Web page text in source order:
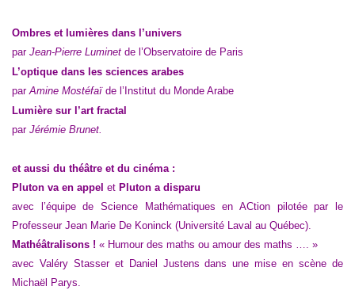
Ombres et lumières dans l’univers
par Jean-Pierre Luminet de l’Observatoire de Paris
L’optique dans les sciences arabes
par Amine Mostéfaï de l’Institut du Monde Arabe
Lumière sur l’art fractal
par Jérémie Brunet.
et aussi du théâtre et du cinéma :
Pluton va en appel et Pluton a disparu
avec l’équipe de Science Mathématiques en ACtion pilotée par le
Professeur Jean Marie De Koninck (Université Laval au Québec).
Mathéâtralisons ! « Humour des maths ou amour des maths …. »
avec Valéry Stasser et Daniel Justens dans une mise en scène de
Michaël Parys.